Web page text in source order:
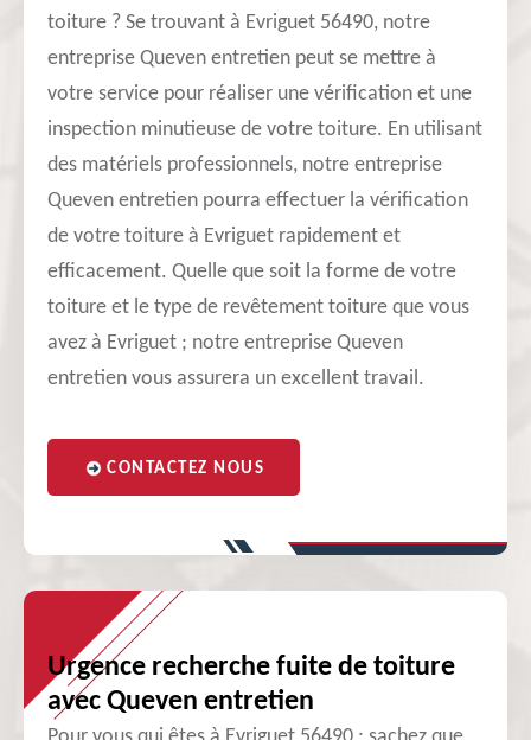
toiture ? Se trouvant à Evriguet 56490, notre
entreprise Queven entretien peut se mettre à
votre service pour réaliser une vérification et une
inspection minutieuse de votre toiture. En utilisant
des matériels professionnels, notre entreprise
Queven entretien pourra effectuer la vérification
de votre toiture à Evriguet rapidement et
efficacement. Quelle que soit la forme de votre
toiture et le type de revêtement toiture que vous
avez à Evriguet ; notre entreprise Queven
entretien vous assurera un excellent travail.
CONTACTEZ NOUS
Urgence recherche fuite de toiture
avec Queven entretien